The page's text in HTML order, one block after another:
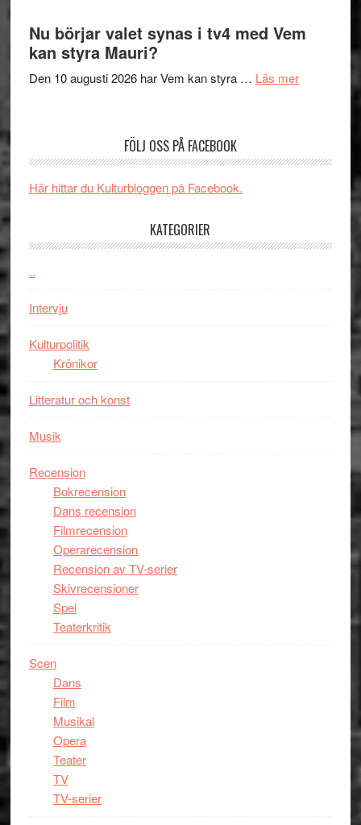
och
Shadow
Edge
spännande
Nu börjar valet synas i tv4 med Vem
kan styra Mauri?
Den 10 augusti 2026 har Vem kan styra … Läs merom
kan
FÖLJ OSS PÅ FACEBOOK
Här hittar du Kulturbloggen på Facebook.
KATEGORIER
..
Intervju
Kulturpolitik
Krönikor
Litteratur och konst
Musik
Recension
Bokrecension
Dans recension
Filmrecension
Operarecension
Recension av TV-serier
Skivrecensioner
Spel
Teaterkritik
Scen
Dans
Film
Musikal
Opera
Teater
TV
TV-serier